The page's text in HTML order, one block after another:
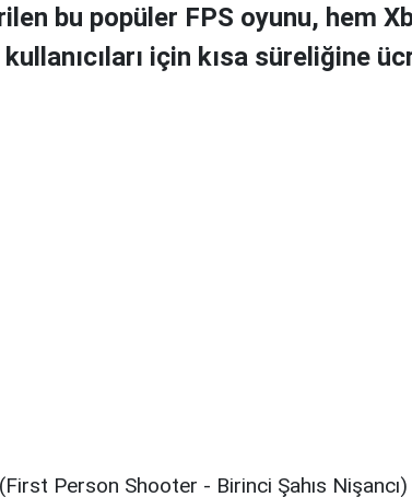
bu popüler FPS oyunu, hem
için kısa süreliğine
Person Shooter - Birinci Şahıs Nişancı)